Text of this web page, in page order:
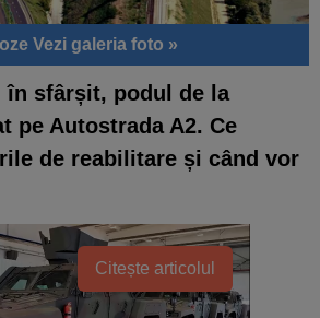
Vezi galeria foto »
în sfârșit, podul de la
pe Autostrada A2. Ce
de reabilitare și când vor
Citește articolul